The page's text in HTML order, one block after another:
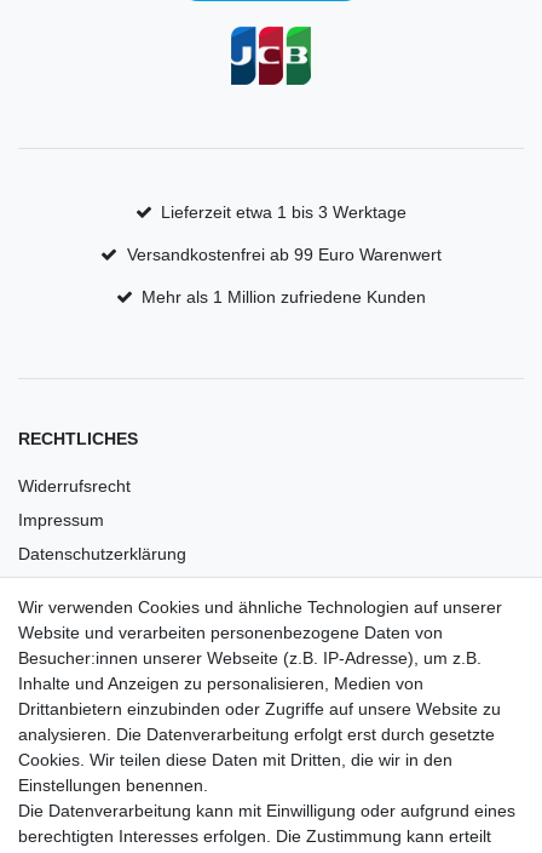
Lieferzeit etwa 1 bis 3 Werktage
Versandkostenfrei ab 99 Euro Warenwert
Mehr als 1 Million zufriedene Kunden
RECHTLICHES
Widerrufsrecht
Impressum
Datenschutzerklärung
Versandkosten
Barrierefreiheit
Anleitungen
Vertrag widerrufen
PARTNER
DHL
Wir verwenden Cookies und ähnliche Technologien auf unserer
Website und verarbeiten personenbezogene Daten von
Besucher:innen unserer Webseite (z.B. IP-Adresse), um z.B.
Inhalte und Anzeigen zu personalisieren, Medien von
Drittanbietern einzubinden oder Zugriffe auf unsere Website zu
analysieren. Die Datenverarbeitung erfolgt erst durch gesetzte
Cookies. Wir teilen diese Daten mit Dritten, die wir in den
Einstellungen benennen.
Die Datenverarbeitung kann mit Einwilligung oder aufgrund eines
berechtigten Interesses erfolgen. Die Zustimmung kann erteilt